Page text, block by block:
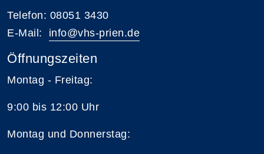
Telefon: 08051 3430
E-Mail: info@vhs-prien.de
Öffnungszeiten
Montag - Freitag:
9:00 bis 12:00 Uhr
Montag und Donnerstag: